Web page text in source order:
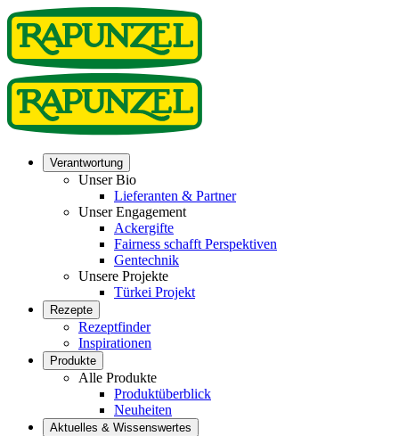
Verantwortung
Unser Bio
Lieferanten & Partner
Unser Engagement
Ackergifte
Fairness schafft Perspektiven
Gentechnik
Unsere Projekte
Türkei Projekt
Rezepte
Rezeptfinder
Inspirationen
Produkte
Alle Produkte
Produktüberblick
Neuheiten
Aktuelles & Wissenswertes